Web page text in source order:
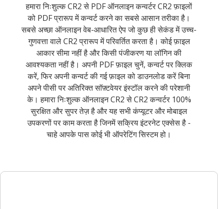
हमारा निःशुल्क CR2 से PDF ऑनलाइन कन्वर्टर CR2 फ़ाइलों
को PDF प्रारूप में कन्वर्ट करने का सबसे आसान तरीका है।
सबसे अच्छा ऑनलाइन वेब-आधारित ऐप जो कुछ ही सेकंड में उच्च-
गुणवत्ता वाले CR2 प्रारूप में परिवर्तित करता है। कोई फ़ाइल
आकार सीमा नहीं है और किसी पंजीकरण या लॉगिन की
आवश्यकता नहीं है। अपनी PDF फ़ाइल चुनें, कन्वर्ट पर क्लिक
करें, फिर अपनी कन्वर्ट की गई फ़ाइल को डाउनलोड करें बिना
अपने पीसी पर अतिरिक्त सॉफ़्टवेयर इंस्टॉल करने की परेशानी
के। हमारा निःशुल्क ऑनलाइन CR2 से CR2 कन्वर्टर 100%
सुरक्षित और सुपर तेज़ है और यह सभी कंप्यूटर और मोबाइल
उपकरणों पर काम करता है जिनमें सक्रिय इंटरनेट एक्सेस है -
चाहे आपके पास कोई भी ऑपरेटिंग सिस्टम हो।